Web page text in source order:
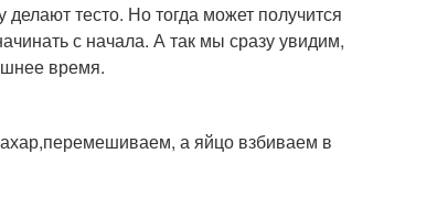
тесто. Но тогда может получится
с начала. А так мы сразу увидим,
время.
а яйцо взбиваем в